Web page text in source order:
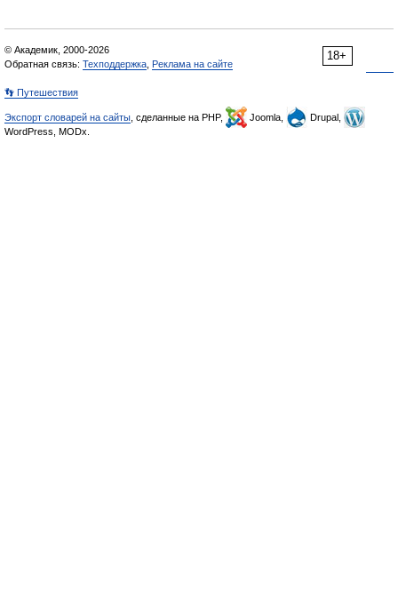
18+
© Академик, 2000-2026
Обратная связь: Техподдержка Реклама на сайте
👣 Путешествия
Экспорт словарей на сайты , сделанные на PHP, Joomla,
Drupal,
WordPress, MODx.